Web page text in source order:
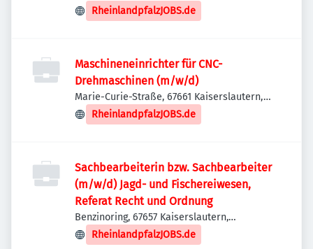
Deutschland
RheinlandpfalzJOBS.de
Maschineneinrichter für CNC-
Drehmaschinen (m/w/d)
Marie-Curie-Straße, 67661 Kaiserslautern,
Deutschland
RheinlandpfalzJOBS.de
Sachbearbeiterin bzw. Sachbearbeiter
(m/w/d) Jagd- und Fischereiwesen,
Referat Recht und Ordnung
Benzinoring, 67657 Kaiserslautern,
Deutschland
RheinlandpfalzJOBS.de